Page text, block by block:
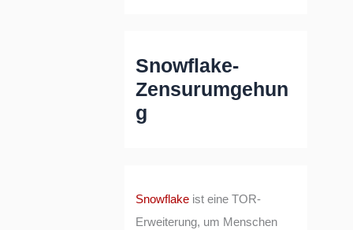
Snowflake-
Zensurumgehun
g
Snowflake ist eine TOR-
Erweiterung, um Menschen